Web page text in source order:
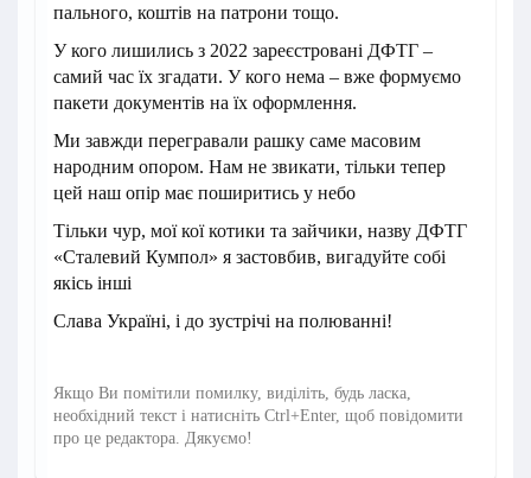
пального, коштів на патрони тощо.
У кого лишились з 2022 зареєстровані ДФТГ –
самий час їх згадати. У кого нема – вже формуємо
пакети документів на їх оформлення.
Ми завжди перегравали рашку саме масовим
народним опором. Нам не звикати, тільки тепер
цей наш опір має поширитись у небо
Тільки чур, мої кої котики та зайчики, назву ДФТГ
«Сталевий Кумпол» я застовбив, вигадуйте собі
якісь інші
Слава Україні, і до зустрічі на полюванні!
Якщо Ви помітили помилку, виділіть, будь ласка,
необхідний текст і натисніть Ctrl+Enter, щоб повідомити
про це редактора. Дякуємо!